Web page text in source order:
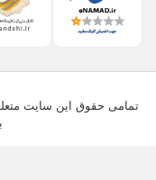
تمامی حقوق این سایت